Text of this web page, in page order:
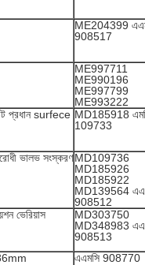
ME204399
908517
ME997711
ME990196
ME997799
ME993222
প্রধান surfece MD185918
109733
ভালভ সংস্করণMD109736
MD185926
MD185922
MD139564
908512
ভেরিয়াস
MD303750
MD348983
908513
এএমসি 908770